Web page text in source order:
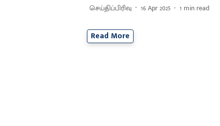
செய்திப்பிரிவு 16 Apr 2025 1 min read
Read More